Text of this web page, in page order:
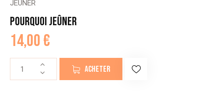
JEÛNER
POURQUOI JEÛNER
14,00€
ACHETER